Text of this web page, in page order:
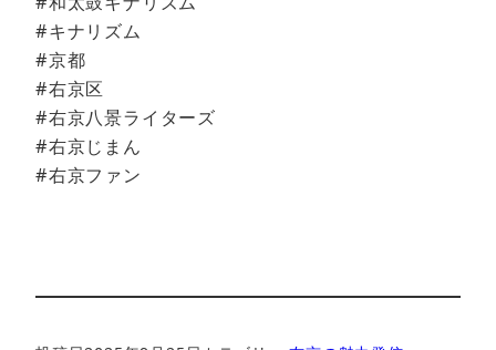
#キナリズム
#京都
#右京区
#右京八景ライターズ
#右京じまん
#右京ファン